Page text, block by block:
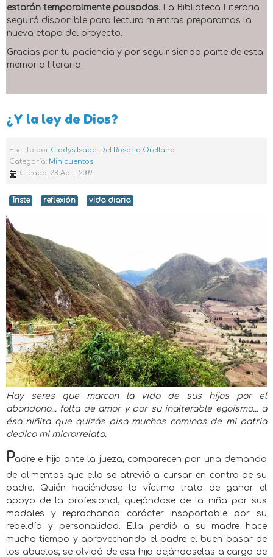
estarán temporalmente pausadas. La Biblioteca Literaria
seguirá disponible para lectura mientras preparamos la
nueva etapa del proyecto.
Gracias por tu paciencia y por seguir siendo parte de esta
memoria literaria.
¿Y la ley de Dios?
Escrito por Gladys Isabel Del Rosario Orellana
Categoría: Minicuentos
Creado: 28 Abril 2009
Triste reflexión vida diaria
Hay seres que marcan la vida de sus hijos por el
abandono... falta de amor y por su inalterable egoísmo... a
ésa niñita que quizás pisa muchos caminos de mi patria
dedico mi microrrelato.
Padre e hija ante la jueza, comparecen por una demanda
de alimentos que ella se atrevió a cursar en contra de su
padre. Quién haciéndose la víctima trata de ganar el
apoyo de la profesional, quejándose de la niña por sus
modales y reprochando carácter insoportable por su
rebeldía y personalidad. Ella perdió a su madre hace
mucho tiempo y aprovechando el padre el buen pasar de
los abuelos, se olvidó de esa hija dejándoselas a cargo de